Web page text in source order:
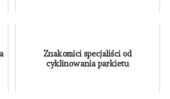
Znakomici specjaliści od
cyklinowania parkietu